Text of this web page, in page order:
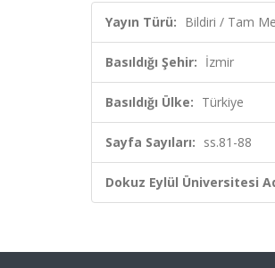
Yayın Türü: Bildiri / Tam
Basıldığı Şehir: İzmir
Basıldığı Ülke: Türkiye
Sayfa Sayıları: ss.81-88
Dokuz Eylül Üniversitesi